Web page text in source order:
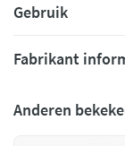
Gebruik
Fabrikant
Anderen